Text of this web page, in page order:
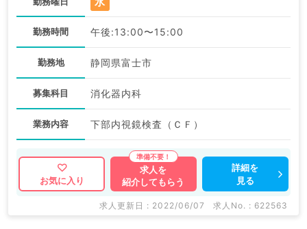
勤務時間 午後:13:00〜15:00
勤務地 静岡県富士市
募集科目 消化器内科
業務内容 下部内視鏡検査（ＣＦ）
お気に入り
求人を
紹介してもらう
詳細を
見る
求人更新日 : 2022/06/07 求人No. : 622563